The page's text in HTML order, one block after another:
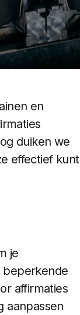
en
duiken we
effectief kunt
je
beperkende
affirmaties
aanpassen